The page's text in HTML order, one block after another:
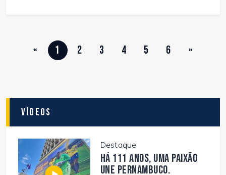
« 1 2 3 4 5 6 »
Vídeos
Destaque
Há 111 anos, uma paixão
une Pernambuco.